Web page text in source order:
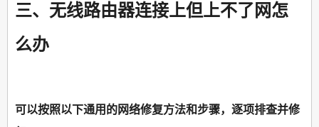
三、无线路由器连接上但上不了网怎
么办
可以按照以下通用的网络修复方法和步骤，逐项排查并修